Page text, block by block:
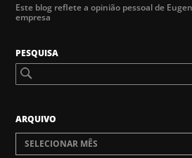
Este blog reflete a opinião pessoal de
empresa
PESQUISA
ARQUIVO
SELECIONAR MÊS